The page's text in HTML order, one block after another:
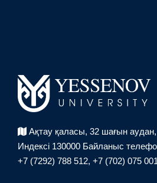
Ақтау қаласы, 32 шағын аудан,
Индексі 130000 Байланыс
+7 (7292) 788 512, +7 (702) 075